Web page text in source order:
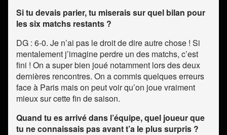
Si tu devais parier, tu miserais sur quel bilan pour
les six matchs restants ?
DG : 6-0. Je n’ai pas le droit de dire autre chose ! Si
mentalement j’imagine perdre un des matchs, c’est
fini ! On a super bien joué notamment lors des deux
dernières rencontres. On a commis quelques erreurs
face à Paris mais on peut voir qu’on joue vraiment
mieux sur cette fin de saison.
Quand tu es arrivé dans l’équipe, quel joueur que
tu ne connaissais pas avant t’a le plus surpris ?